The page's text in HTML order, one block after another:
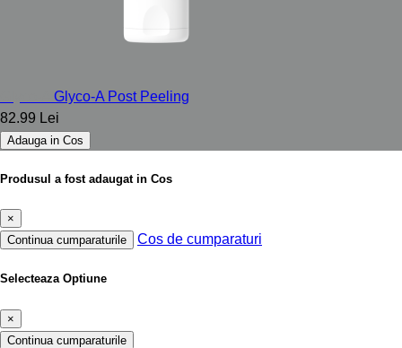
Glyco-A Post Peeling
82.99 Lei
Adauga in Cos
Produsul a fost adaugat in Cos
×
Continua cumparaturile
Cos de cumparaturi
Selecteaza Optiune
×
Continua cumparaturile